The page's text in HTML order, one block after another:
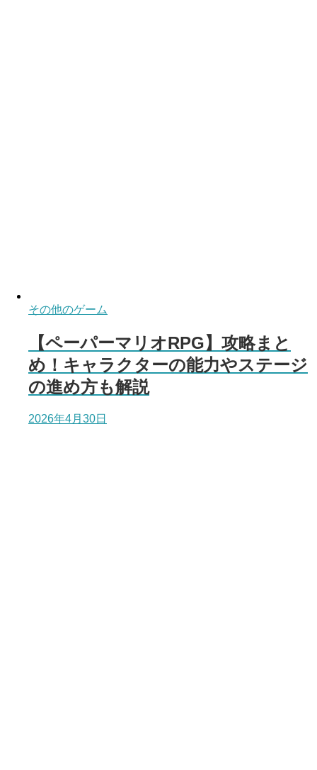
その他のゲーム
【ペーパーマリオRPG】攻略まと
め！キャラクターの能力やステージ
の進め方も解説
2026年4月30日